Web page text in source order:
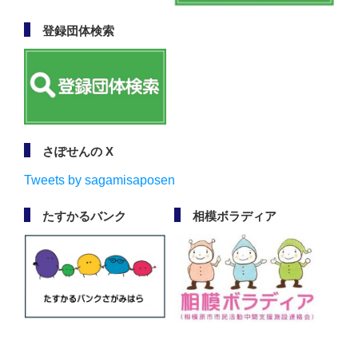
登録団体検索
さぽせんの X
Tweets by sagamisaposen
たすかるバンク 相模ボラディア